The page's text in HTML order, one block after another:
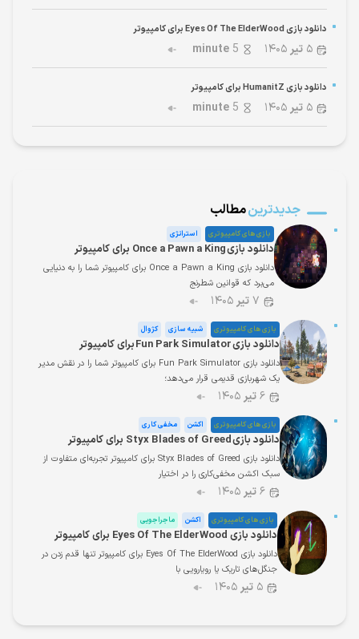
دانلود بازی Eyes Of The ElderWood برای کامپیوتر
۵ تیر ۱۴۰۵ 5
minute
دانلود بازی HumanitZ برای کامپیوتر
۵ تیر ۱۴۰۵ 5
minute
جدیدترینمطالب
بازی های کامپیوتری استراتژی
دانلود بازی Once a Pawn a King برای کامپیوتر
دانلود بازی Once a Pawn a King برای کامپیوتر شما را به دنیایی
می‌برد که قوانین شطرنج
۷ تیر ۱۴۰۵
بازی های کامپیوتری شبیه سازی کژوال
دانلود بازی Fun Park Simulator برای کامپیوتر
دانلود بازی Fun Park Simulator برای کامپیوتر شما را در نقش مدیر
یک شهربازی قدیمی قرار می‌دهد؛
۶تیر ۱۴۰۵
بازی های کامپیوتری اکشن مخفی کاری
دانلود بازی Styx Blades of Greed برای کامپیوتر
دانلود بازی Styx Blades of Greed برای کامپیوتر تجربه‌ای متفاوت از
سبک اکشن مخفی‌کاری را در اختیار
۶تیر ۱۴۰۵
بازی های کامپیوتری اکشن ماجراجویی
دانلود بازی Eyes Of The ElderWood برای کامپیوتر
دانلود بازی Eyes Of The ElderWood برای کامپیوتر تنها قدم زدن در
جنگل‌های تاریک یا رویارویی با
۵ تیر ۱۴۰۵